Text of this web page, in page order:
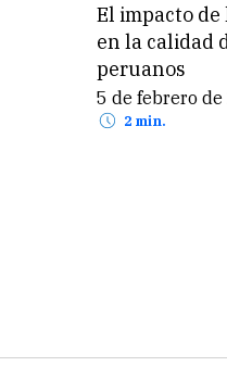
El impacto
en la calidad
peruanos
5 de febrero
2 min.